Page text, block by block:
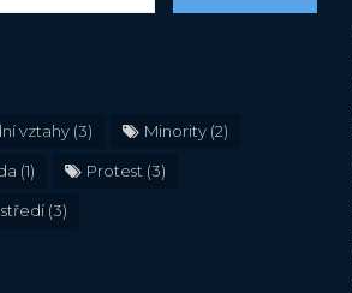
vztahy (3) Minority (2)
(1) Protest (3)
(3)